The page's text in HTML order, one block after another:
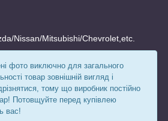
Nissan/Mitsubishi/Chevrolet,etc.
фото виключно для загального
товар зовнішній вигляд і
тому що виробник постійно
Потовщуйте перед купівлею
вас!